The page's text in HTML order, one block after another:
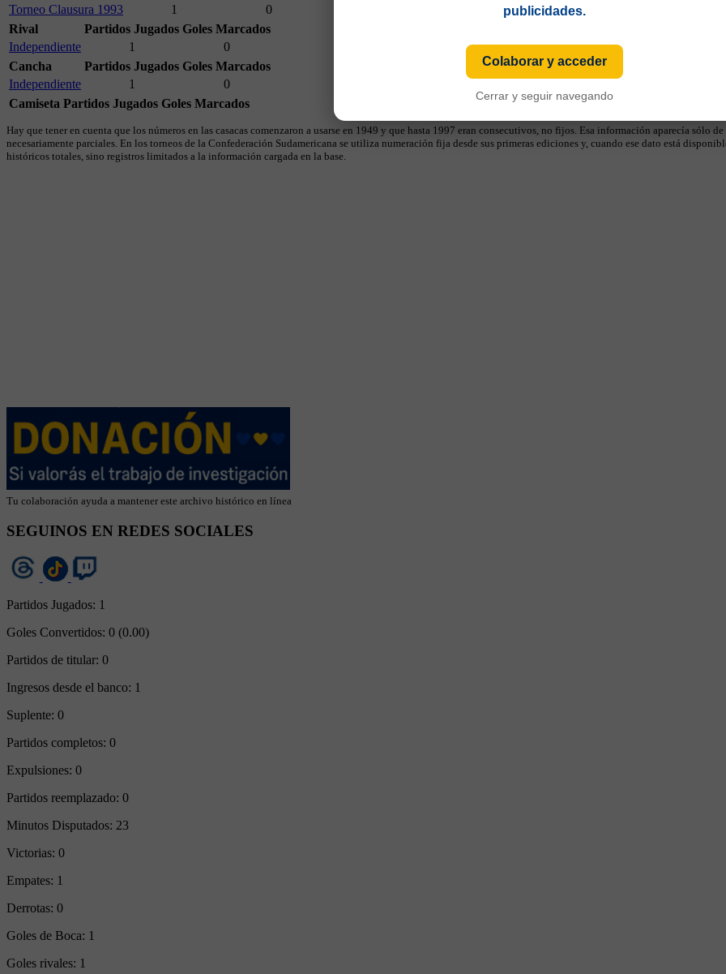
Torneo Clausura 1993
1
0
Rival
Partidos Jugados Goles Marcados
Independiente
1
0
Cancha
Partidos Jugados Goles Marcados
Independiente
1
0
Camiseta Partidos Jugados Goles Marcados
Hay que tener en cuenta que los números en las casacas comenzaron a usarse en 1949 y que hasta 1997 eran consecutivos, no fijos. Esa información aparecía sólo
necesariamente parciales. En los torneos de la Confederación Sudamericana se utiliza numeración fija desde sus primeras ediciones y, cuando ese dato está
históricos totales, sino registros limitados a la información cargada en la base.
Tu colaboración ayuda a mantener este archivo histórico en línea
SEGUINOS EN REDES SOCIALES
Partidos Jugados: 1
Goles Convertidos: 0 (0.00)
Partidos de titular: 0
Ingresos desde el banco: 1
Suplente: 0
Partidos completos: 0
Expulsiones: 0
Partidos reemplazado: 0
Minutos Disputados: 23
Victorias: 0
Empates: 1
Derrotas: 0
Goles de Boca: 1
Goles rivales: 1
publicidades.
Colaborar y acceder
Cerrar y seguir navegando